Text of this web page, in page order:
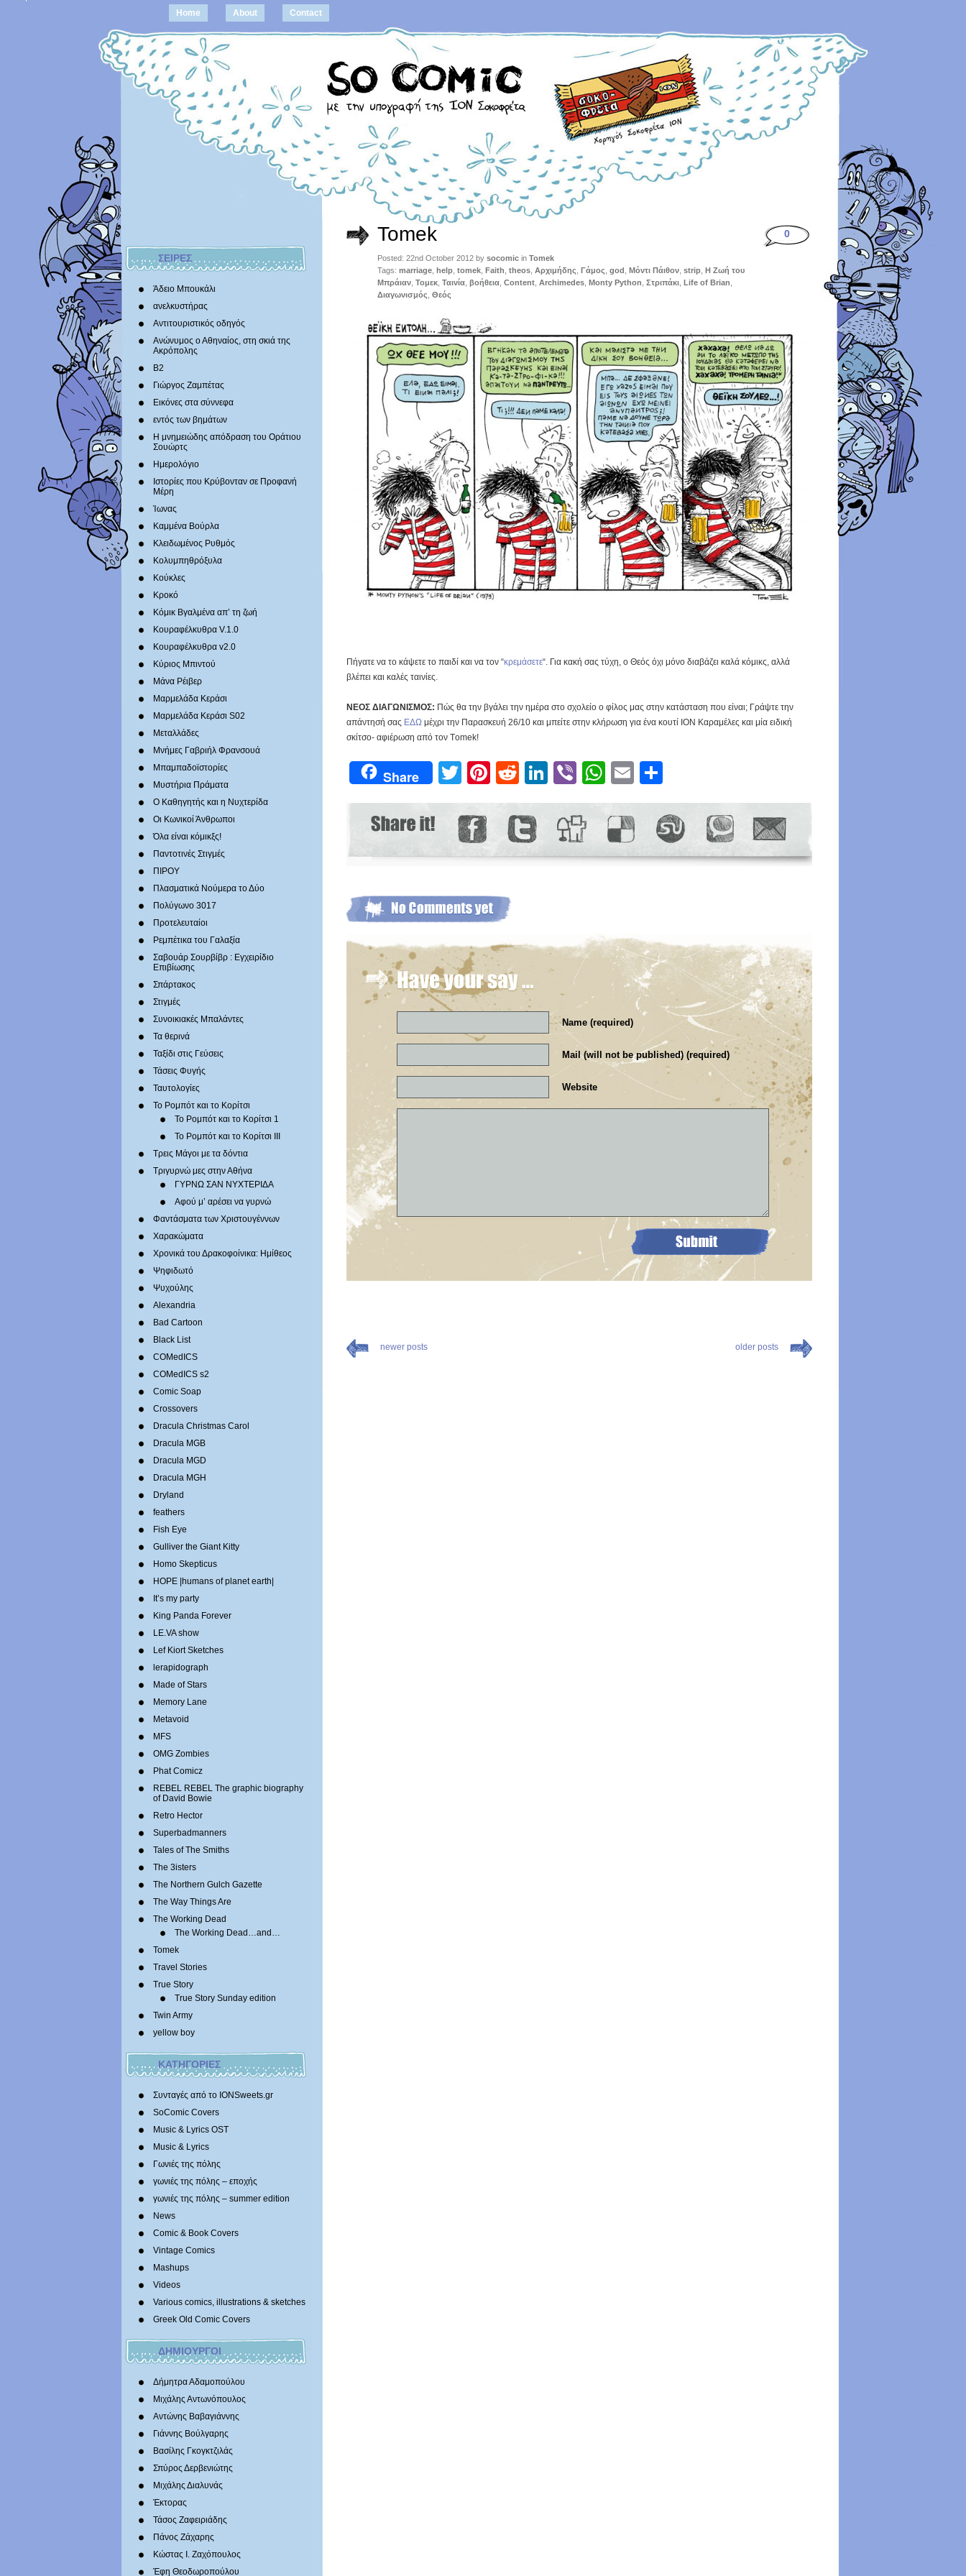
Home About Contact
ΣΕΙΡΕΣ
Άδειο Μπουκάλι
ανελκυστήρας
Αντιτουριστικός οδηγός
Ανώνυμος ο Αθηναίος, στη σκιά της
Ακρόπολης
Β2
Γιώργος Ζαμπέτας
Εικόνες στα σύννεφα
εντός των βημάτων
Η μνημειώδης απόδραση του Οράτιου
Σουώρτς
Ημερολόγιο
Ιστορίες που Κρύβονταν σε Προφανή
Μέρη
Ίωνας
Καμμένα Βούρλα
Κλειδωμένος Ρυθμός
Κολυμπηθρόξυλα
Κούκλες
Κροκό
Κόμικ Βγαλμένα απ’ τη ζωή
Κουραφέλκυθρα V.1.0
Κουραφέλκυθρα v2.0
Κύριος Μπιντού
Μάνα Ρέιβερ
Μαρμελάδα Κεράσι
Μαρμελάδα Κεράσι S02
Μεταλλάδες
Mνήμες Γαβριήλ Φρανσουά
Μπαμπαδοϊστορίες
Μυστήρια Πράματα
Ο Καθηγητής και η Νυχτερίδα
Οι Κωνικοί Άνθρωποι
Όλα είναι κόμικξς!
Παντοτινές Στιγμές
ΠΙΡΟΥ
Πλασματικά Νούμερα το Δύο
Πολύγωνο 3017
Προτελευταίοι
Ρεμπέτικα του Γαλαξία
Σαβουάρ Σουρβίβρ : Εγχειρίδιο
Επιβίωσης
Σπάρτακος
Στιγμές
Συνοικιακές Μπαλάντες
Τα θερινά
Ταξίδι στις Γεύσεις
Τάσεις Φυγής
Ταυτολογίες
Το Ρομπότ και το Κορίτσι
Το Ρομπότ και το Κορίτσι 1
Το Ρομπότ και το Κορίτσι III
Τρεις Μάγοι με τα δόντια
Τριγυρνώ μες στην Αθήνα
ΓΥΡΝΩ ΣΑΝ ΝΥΧΤΕΡΙΔΑ
Αφού μ’ αρέσει να γυρνώ
Φαντάσματα των Χριστουγέννων
Χαρακώματα
Χρονικά του Δρακοφοίνικα: Ημίθεος
Ψηφιδωτό
Ψυχούλης
Alexandria
Bad Cartoon
Black List
COMedICS
COMedICS s2
Comic Soap
Crossovers
Dracula Christmas Carol
Dracula MGB
Dracula MGD
Dracula MGH
Dryland
feathers
Fish Eye
Gulliver the Giant Kitty
Homo Skepticus
HOPE |humans of planet earth|
It’s my party
King Panda Forever
LE.VA show
Lef Kiort Sketches
lerapidograph
Made of Stars
Memory Lane
Metavoid
MFS
OMG Zombies
Phat Comicz
REBEL REBEL The graphic biography
of David Bowie
Retro Hector
Superbadmanners
Tales of The Smiths
The 3isters
The Northern Gulch Gazette
The Way Things Are
The Working Dead
The Working Dead…and…
Tomek
Travel Stories
True Story
True Story Sunday edition
Twin Army
yellow boy
ΚΑΤΗΓΟΡΙΕΣ
Συνταγές από το IONSweets.gr
SoComic Covers
Music & Lyrics OST
Music & Lyrics
Γωνιές της πόλης
γωνιές της πόλης – εποχής
γωνιές της πόλης – summer edition
News
Comic & Book Covers
Vintage Comics
Mashups
Videos
Various comics, illustrations & sketches
Greek Old Comic Covers
ΔΗΜΙΟΥΡΓΟΙ
Δήμητρα Αδαμοπούλου
Μιχάλης Αντωνόπουλος
Αντώνης Βαβαγιάννης
Γιάννης Βούλγαρης
Βασίλης Γκογκτζιλάς
Σπύρος Δερβενιώτης
Mιχάλης Διαλυνάς
Έκτορας
Τάσος Ζαφειριάδης
Πάνος Ζάχαρης
Κώστας Ι. Ζαχόπουλoς
Έφη Θεοδωροπούλου
Tomek
Posted: 22nd October 2012 by socomic in Tomek
Tags: marriage help tomek Faith theos Αρχιμήδης Γάμος god Μόντι Πάιθον strip Η Ζωή του
Μπράιαν Τομεκ Ταινία βοήθεια Content Archimedes Monty Python Στριπάκι Life of Brian
Διαγωνισμός Θεός
0
Πήγατε να το κάψετε το παιδί και να τον “κρεμάσετε“. Για κακή σας τύχη, ο Θεός όχι μόνο διαβάζει καλά κόμικς, αλλά
βλέπει και καλές ταινίες.
ΝΕΟΣ ΔΙΑΓΩΝΙΣΜΟΣ: Πώς θα την βγάλει την ημέρα στο σχολείο ο φίλος μας στην κατάσταση που είναι; Γράψτε την
απάντησή σας ΕΔΩ μέχρι την Παρασκευή 26/10 και μπείτε στην κλήρωση για ένα κουτί ΙΟΝ Καραμέλες και μία ειδική
σκίτσο- αφιέρωση από τον Τomek!
Share Twitter
Pinterest
RedditLinkedIn
ViberWhatsApp
Email
Name (required)
Mail (will not be published) (required)
Website
newer posts older posts